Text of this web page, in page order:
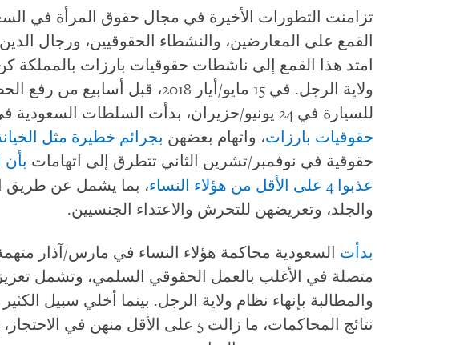
تزامنت التطورات الأخيرة في مجال حقوق المرأة في
امتد هذا القمع إلى ناشطات حقوقيات بارزات بالمملكة كن
ولاية الرجل. في 15 مايو/أيار 2018، قبل
للسيارة في 24 يونيو/حزيران، بدأت السلطات السعودية في
حقوقيات بارزات، واتهام بعضهن بجرائم خطيرة مثل
حقوقية في نوفمبر/تشرين الثاني تتطرق إلى اتهامات
عذبوا 4 على الأقل من هؤلاء النساء
، بما يشمل عن طريق
والجلد، وتعريضهن للتحرش والاعتداء الجنسيين.
بدأت السعودية محاكمة هؤلاء النساء في مارس/آذار
متصلة في الأغلب بالعمل الحقوقي السلمي، وتشمل
والمطالبة بإنهاء نظام ولاية الرجل. بينما أخلي سبيل
نتائج المحاكمات، ما زالت 5 على الأقل منهن